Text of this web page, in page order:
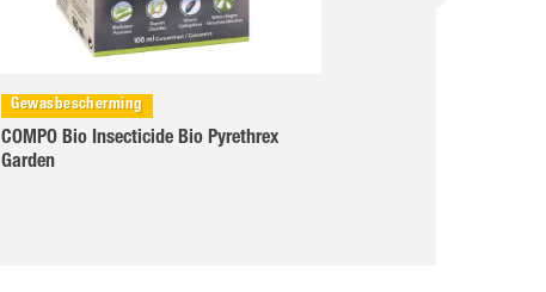
Gewasbescherming
COMPO Bio Insecticide Bio Pyrethrex
Garden